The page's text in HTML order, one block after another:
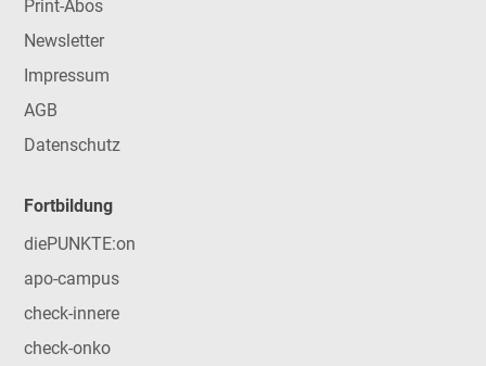
Print-Abos
Newsletter
Impressum
AGB
Datenschutz
Fortbildung
diePUNKTE:on
apo-campus
check-innere
check-onko